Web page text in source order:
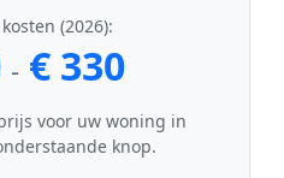
(2026):
- € 330
voor uw woning in
knop.